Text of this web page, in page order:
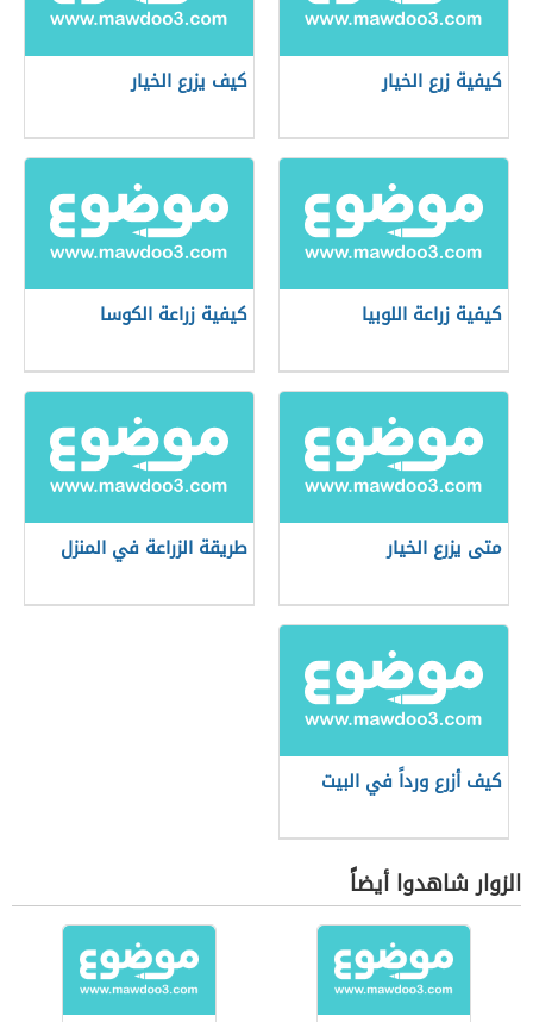
كيفية زرع الخيار كيف يزرع الخيار
كيفية زراعة اللوبيا كيفية زراعة الكوسا
متى يزرع الخيار طريقة الزراعة في المنزل
كيف أزرع ورداً في البيت
الزوار شاهدوا أيضاً